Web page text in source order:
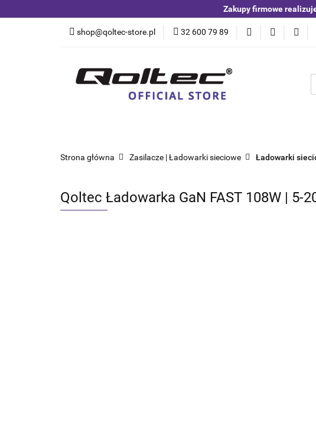
Zakupy firmowe
shop@qoltec-store.pl 32 600 79 89
Blog
Kategorie Czujniki i
Strona główna Zasilacze | Ładowarki sieciowe Ładowarki
Qoltec Ładowarka GaN FAST 108W | 5-